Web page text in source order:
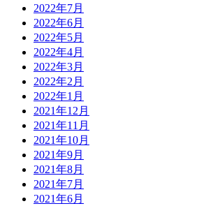
2022年7月
2022年6月
2022年5月
2022年4月
2022年3月
2022年2月
2022年1月
2021年12月
2021年11月
2021年10月
2021年9月
2021年8月
2021年7月
2021年6月